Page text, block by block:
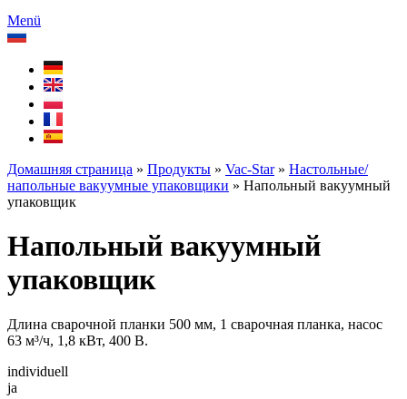
Menü
Домашняя страница » Продукты » Vac-Star» Настольные/
напольные вакуумные упаковщики » Напольный вакуумный
упаковщик
Напольный вакуумный
упаковщик
Длина сварочной планки 500 мм, 1 сварочная планка, насос
63 м³/ч, 1,8 кВт, 400 В.
individuell
ja